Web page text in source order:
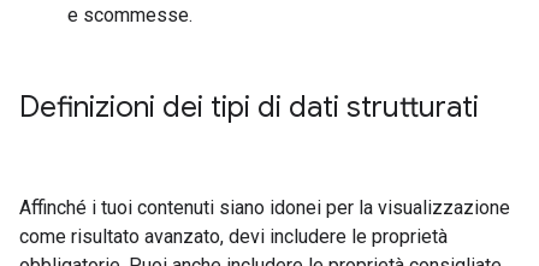
e scommesse.
Definizioni dei tipi di dati strutturati
Affinché i tuoi contenuti siano idonei per la visualizzazione
come risultato avanzato, devi includere le proprietà